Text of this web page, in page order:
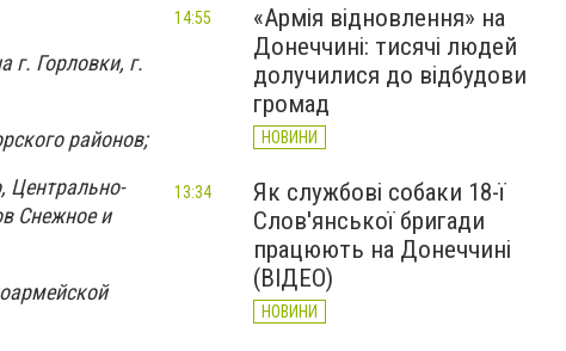
г. Горловки, г.
районов;
Центрально-
Снежное и
«Армія відновлення» на
Донеччині: тисячі людей
долучилися до відбудови
громад
НОВИНИ
14:55
Як службові собаки 18-ї
Слов'янської бригади
працюють на Донеччині
(ВІДЕО)
НОВИНИ
13:34